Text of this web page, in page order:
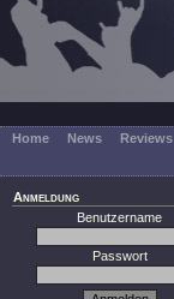
Home News Reviews
Anmeldung
Benutzername
Passwort